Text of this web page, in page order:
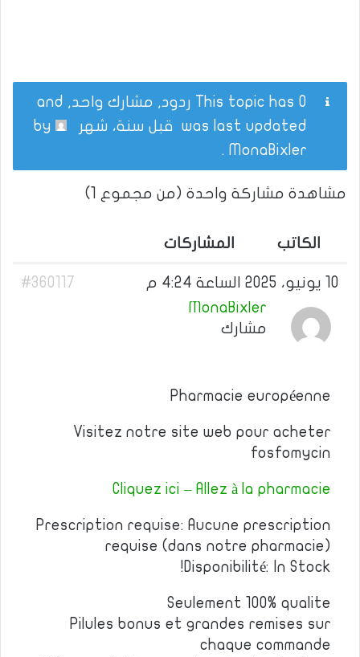
This topic has 0 ردود, مشارك واحد, and
was last updated قبل سنة، شهر
MonaBixler
.
مشاهدة مشاركة واحدة (من مجموع 1)
الكاتب المشاركات
10 يونيو، 2025 الساعة 4:24 م
#360117
MonaBixler
مشارك
Pharmacie européenne
Visitez notre site web pour acheter
fosfomycin
Cliquez ici – Allez à la pharmacie
Prescription requise: Aucune prescription
requise (dans notre pharmacie)
Disponibilité: In Stock!
Seulement 100% qualite
Pilules bonus et grandes remises sur
chaque commande